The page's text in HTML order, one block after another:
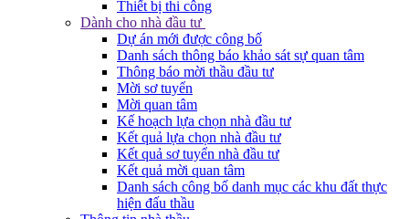
Thiết bị thi công
Dành cho nhà đầu tư
Dự án mới được công bố
Danh sách thông báo khảo sát sự quan tâm
Thông báo mời thầu đầu tư
Mời sơ tuyển
Mời quan tâm
Kế hoạch lựa chọn nhà đầu tư
Kết quả lựa chọn nhà đầu tư
Kết quả sơ tuyển nhà đầu tư
Kết quả mời quan tâm
Danh sách công bố danh mục các khu đất thực
hiện đấu thầu